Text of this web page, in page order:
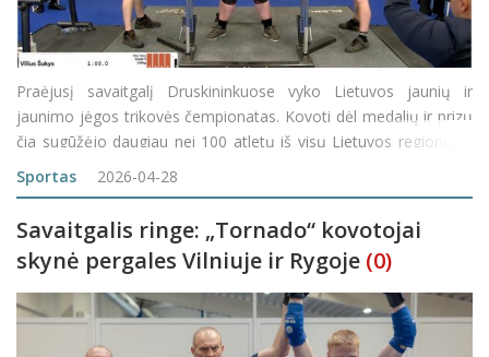
Praėjusį savaitgalį Druskininkuose vyko Lietuvos jaunių ir
jaunimo jėgos trikovės čempionatas. Kovoti dėl medalių ir prizų
čia sugūžėjo daugiau nei 100 atletų iš visų Lietuvos regionų, o
Rokiškį, tradiciškai, reprezentavo atletinės gimnastikos klubo
„JTK Grizlis&ldquo
Sportas 2026-04-28
Savaitgalis ringe: „Tornado“ kovotojai
skynė pergales Vilniuje ir Rygoje (0)